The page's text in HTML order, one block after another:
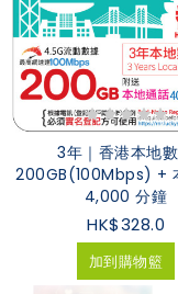
3年｜香港本地
200GB(100Mbps) +
4,000 分鐘
HK$328.0
加到購物籃